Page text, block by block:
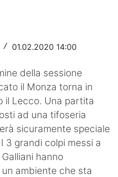
/ 01.02.2020 14:00
della sessione
il Monza torna in
il Lecco. Una partita
ad una tifoseria
sicuramente speciale
3 grandi colpi messi a
hanno
ambiente che sta